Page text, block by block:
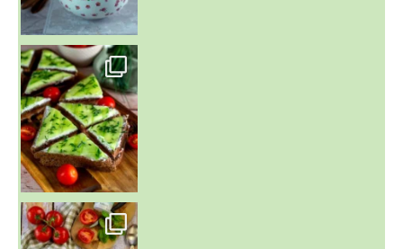
~ SALADE DE PÂTES AUX DEUX TOMATES THON ET BURRA